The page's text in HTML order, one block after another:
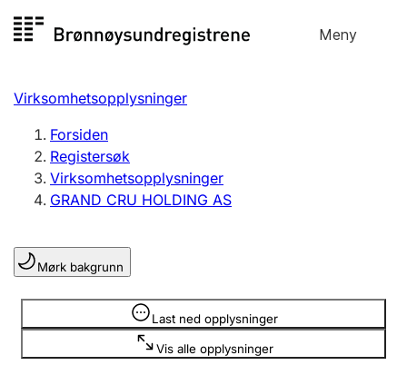
til
Meny
Registersøk
Aksjeselskap
Enkeltpersonforetak
Registrere, endre, slette
Lag og forening
Registrere, endre, slette
Virksomhetsopplysninger
Forsiden
Registersøk
Virksomhetsopplysninger
GRAND CRU HOLDING AS
Mørk bakgrunn
Last ned opplysninger
Vis alle opplysninger
Opplysninger er skjult